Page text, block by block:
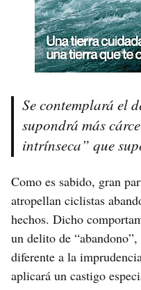
Se contemplará el
supondrá más
intrínseca” que
Como es sabido, gran
atropellan ciclistas
hechos. Dicho
un delito de
diferente a la
aplicará un castigo